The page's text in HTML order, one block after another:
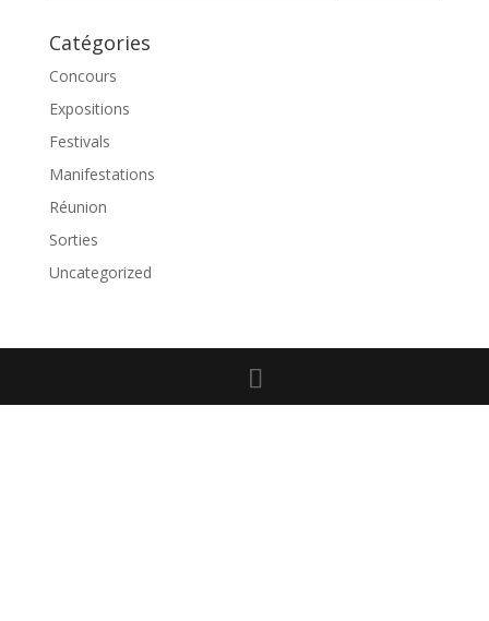
Catégories
Concours
Expositions
Festivals
Manifestations
Réunion
Sorties
Uncategorized